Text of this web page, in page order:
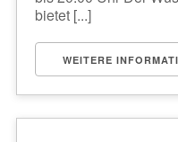
bietet [...]
WEITERE